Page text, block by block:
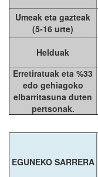
Umeak eta gazteak
(5-16 urte)
Helduak
Erretiratuak eta %33
edo gehiagoko
elbarritasuna duten
pertsonak.
EGUNEKO SARRERA